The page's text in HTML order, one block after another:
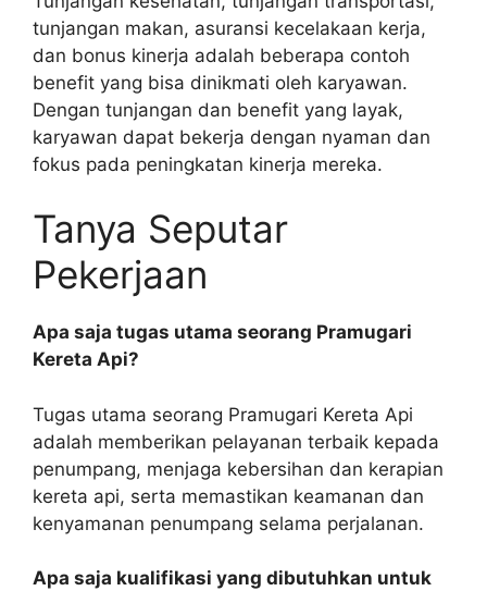
tunjangan makan, asuransi kecelakaan kerja,
dan bonus kinerja adalah beberapa contoh
benefit yang bisa dinikmati oleh karyawan.
Dengan tunjangan dan benefit yang layak,
karyawan dapat bekerja dengan nyaman dan
fokus pada peningkatan kinerja mereka.
Tanya Seputar
Pekerjaan
Apa saja tugas utama seorang Pramugari
Kereta Api?
Tugas utama seorang Pramugari Kereta Api
adalah memberikan pelayanan terbaik kepada
penumpang, menjaga kebersihan dan kerapian
kereta api, serta memastikan keamanan dan
kenyamanan penumpang selama perjalanan.
Apa saja kualifikasi yang dibutuhkan untuk